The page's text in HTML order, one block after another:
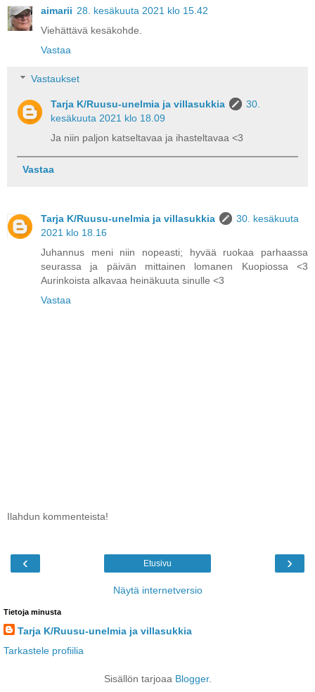
aimarii 28. kesäkuuta 2021 klo 15.42
Viehättävä kesäkohde.
Vastaa
Vastaukset
Tarja K/Ruusu-unelmia ja villasukkia
30.
kesäkuuta 2021 klo 18.09
Ja niin paljon katseltavaa ja ihasteltavaa <3
Vastaa
Tarja K/Ruusu-unelmia ja villasukkia
30. kesäkuuta
2021 klo 18.16
Juhannus meni niin nopeasti; hyvää ruokaa parhaassa
seurassa ja päivän mittainen lomanen Kuopiossa <3
Aurinkoista alkavaa heinäkuuta sinulle <3
Vastaa
Ilahdun kommenteista!
‹ ›
Etusivu
Näytä internetversio
Tietoja minusta
Tarja K/Ruusu-unelmia ja villasukkia
Tarkastele profiilia
Sisällön tarjoaa Blogger.